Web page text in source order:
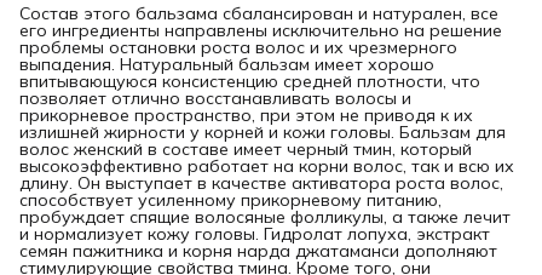
Состав этого бальзама сбалансирован и натурален, все
его ингредиенты направлены исключительно на решение
проблемы остановки роста волос и их чрезмерного
выпадения. Натуральный бальзам имеет хорошо
впитывающуюся консистенцию средней плотности, что
позволяет отлично восстанавливать волосы и
прикорневое пространство, при этом не приводя к их
излишней жирности у корней и кожи головы. Бальзам для
волос женский в составе имеет черный тмин, который
высокоэффективно работает на корни волос, так и всю их
длину. Он выступает в качестве активатора роста волос,
способствует усиленному прикорневому питанию,
пробуждает спящие волосяные фолликулы, а также лечит
и нормализует кожу головы. Гидролат лопуха, экстракт
семян пажитника и корня нарда джатаманси дополняют
стимулирующие свойства тмина. Кроме того, они